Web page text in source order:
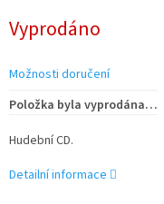
cena:
Vyprodáno
Možnosti doručení
Položka byla vyprodána…
Hudební CD.
Detailní informace